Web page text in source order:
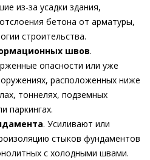
из-за усадки здания,
бетона от арматуры,
строительства.
швов.
опасности или уже
расположенных ниже
тоннелях, подземных
паркингах.
. Усиливают или
стыков фундаментов
с холодными швами.